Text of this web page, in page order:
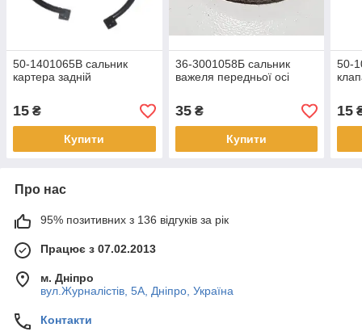
50-1401065В сальник
картера задній
15 ₴
Купити
36-3001058Б сальник
важеля передньої осі
35₴
Купити
50-
15
Про нас
95% позитивних з 136 відгуків за рік
Працює з 07.02.2013
м. Дніпро
вул.Журналістів, 5А, Дніпро, Україна
Контакти